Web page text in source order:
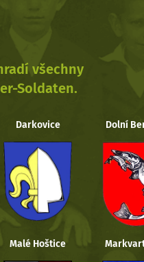
všechny
Soldaten.
Darkovice Dolní
Malé Hoštice